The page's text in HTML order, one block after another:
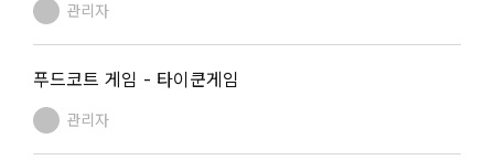
관리자
푸드코트 게임 - 타이쿤게임
관리자